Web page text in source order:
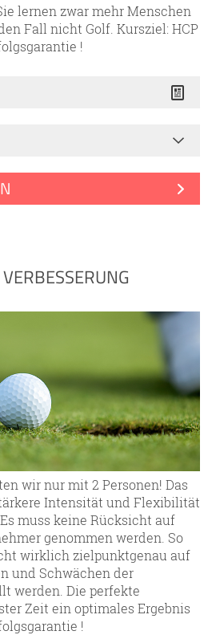
lernen zwar mehr Menschen
Fall nicht Golf. Kursziel: HCP
!
wir nur mit 2 Personen! Das
Intensität und Flexibilität
muss keine Rücksicht auf
genommen werden. So
wirklich zielpunktgenau auf
und Schwächen der
werden. Die perfekte
Zeit ein optimales Ergebnis
!